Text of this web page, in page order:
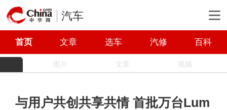
汽车
首页 文章 选车 汽修 百科
图片 文章 视频
与用户共创共享共情 首批万台Lum